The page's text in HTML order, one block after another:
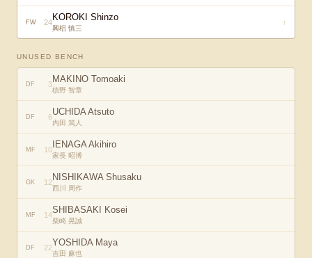
FW 24KOROKI Shinzo
興梠 慎三
↑
UNUSED BENCH
DF 3MAKINO Tomoaki
槙野 智章
DF 6UCHIDA Atsuto
内田 篤人
MF 10 IENAGA Akihiro
家長 昭博
GK 12NISHIKAWA Shusaku
西川 周作
MF 14SHIBASAKI Kosei
柴崎 晃誠
DF 22YOSHIDA Maya
吉田 麻也